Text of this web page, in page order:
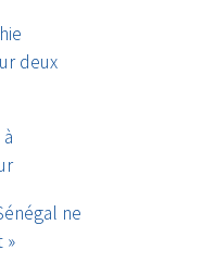
deux
ne
»